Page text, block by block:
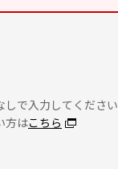
で入力してください
方はこちら